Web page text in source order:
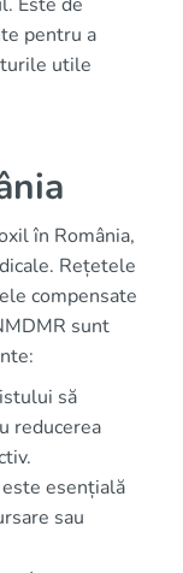
pentru a
utile
în România,
Rețetele
compensate
sunt
să
reducerea
esențială
sau